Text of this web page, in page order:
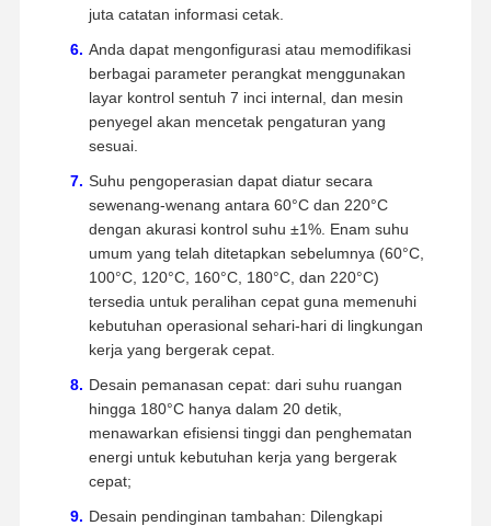
juta catatan informasi cetak.
Anda dapat mengonfigurasi atau memodifikasi
berbagai parameter perangkat menggunakan
layar kontrol sentuh 7 inci internal, dan mesin
penyegel akan mencetak pengaturan yang
sesuai.
Suhu pengoperasian dapat diatur secara
sewenang-wenang antara 60°C dan 220°C
dengan akurasi kontrol suhu ±1%. Enam suhu
umum yang telah ditetapkan sebelumnya (60°C,
100°C, 120°C, 160°C, 180°C, dan 220°C)
tersedia untuk peralihan cepat guna memenuhi
kebutuhan operasional sehari-hari di lingkungan
kerja yang bergerak cepat.
Desain pemanasan cepat: dari suhu ruangan
hingga 180°C hanya dalam 20 detik,
menawarkan efisiensi tinggi dan penghematan
energi untuk kebutuhan kerja yang bergerak
cepat;
Desain pendinginan tambahan: Dilengkapi